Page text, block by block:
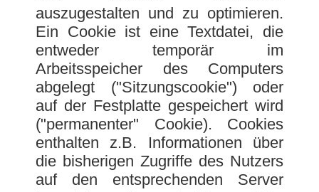
auszugestalten und zu optimieren.
Ein Cookie ist eine Textdatei, die
entweder temporär im
Arbeitsspeicher des Computers
abgelegt ("Sitzungscookie") oder
auf der Festplatte gespeichert wird
("permanenter" Cookie). Cookies
enthalten z.B. Informationen über
die bisherigen Zugriffe des Nutzers
auf den entsprechenden Server